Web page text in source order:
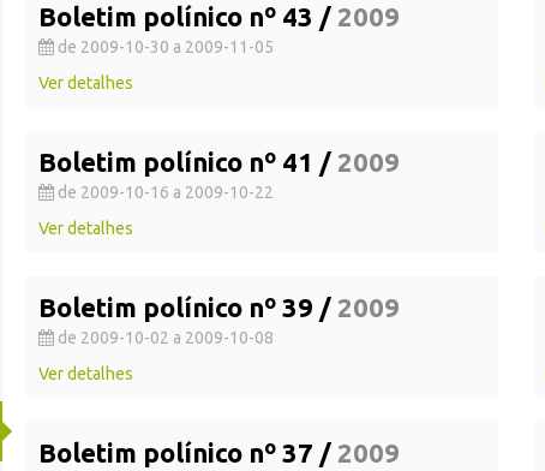
Boletim polínico nº 43 / 2009
de 2009-10-30 a 2009-11-05
Ver detalhes
Boletim polínico nº 41 / 2009
de 2009-10-16 a 2009-10-22
Ver detalhes
Boletim polínico nº 39 / 2009
de 2009-10-02 a 2009-10-08
Ver detalhes
Boletim polínico nº 37 / 2009